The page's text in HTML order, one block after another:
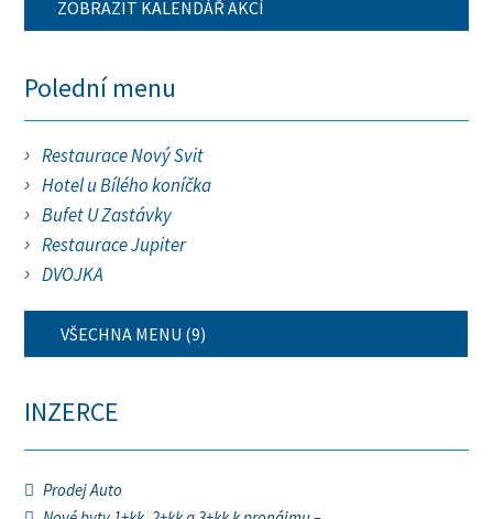
ZOBRAZIT KALENDÁŘ AKCÍ
Polední menu
Restaurace Nový Svit
Hotel u Bílého koníčka
Bufet U Zastávky
Restaurace Jupiter
DVOJKA
VŠECHNA MENU (9)
INZERCE
Prodej Auto